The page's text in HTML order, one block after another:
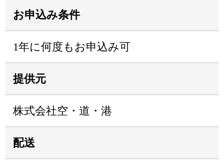
お申込み条件
1年に何度もお申込み可
提供元
株式会社空・道・港
配送